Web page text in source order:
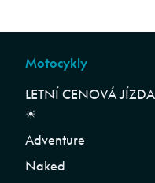
Motocykly
LETNÍ CENOVÁ JÍZDA
☀︎
Adventure
Naked